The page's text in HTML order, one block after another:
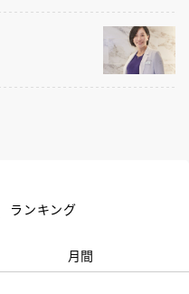
ランキング
月間